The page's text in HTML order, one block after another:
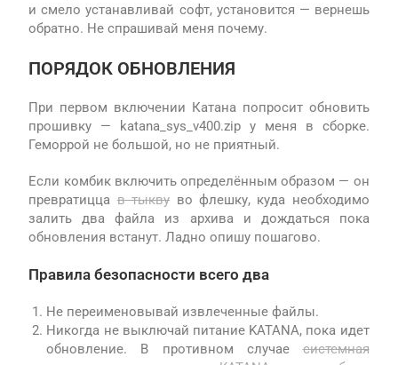
и смело устанавливай софт, установится — вернешь
обратно. Не спрашивай меня почему.
ПОРЯДОК ОБНОВЛЕНИЯ
При первом включении Катана попросит обновить
прошивку — katana_sys_v400.zip у меня в сборке.
Геморрой не большой, но не приятный.
Если комбик включить определённым образом — он
превратицца в тыкву во флешку, куда необходимо
залить два файла из архива и дождаться пока
обновления встанут. Ладно опишу пошагово.
Правила безопасности всего два
Не переименовывай извлеченные файлы.
Никогда не выключай питание KATANA, пока идет
обновление. В противном случаесистемная